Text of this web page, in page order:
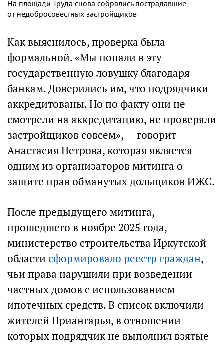
На площади Труда снова собрались пострадавшие
от недобросовестных застройщиков
Как выяснилось, проверка была
формальной. «Мы попали в эту
государственную ловушку благодаря
банкам. Доверились им, что подрядчики
аккредитованы. Но по факту они не
смотрели на аккредитацию, не проверяли
застройщиков совсем», — говорит
Анастасия Петрова, которая является
одним из организаторов митинга о
защите прав обманутых дольщиков ИЖС.
После предыдущего митинга,
прошедшего в ноябре 2025 года,
министерство строительства Иркутской
области сформировало реестр граждан,
чьи права нарушили при возведении
частных домов с использованием
ипотечных средств. В список включили
жителей Приангарья, в отношении
которых подрядчик не выполнил взятые